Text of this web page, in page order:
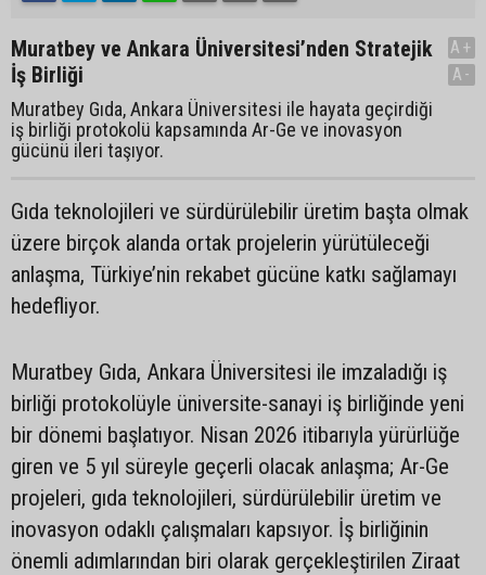
Muratbey ve Ankara Üniversitesi’nden Stratejik
İş Birliği
Muratbey Gıda, Ankara Üniversitesi ile hayata geçirdiği
iş birliği protokolü kapsamında Ar-Ge ve inovasyon
gücünü ileri taşıyor.
A+
A-
Gıda teknolojileri ve sürdürülebilir üretim başta olmak
üzere birçok alanda ortak projelerin yürütüleceği
anlaşma, Türkiye’nin rekabet gücüne katkı sağlamayı
hedefliyor.
Muratbey Gıda, Ankara Üniversitesi ile imzaladığı iş
birliği protokolüyle üniversite-sanayi iş birliğinde yeni
bir dönemi başlatıyor. Nisan 2026 itibarıyla yürürlüğe
giren ve 5 yıl süreyle geçerli olacak anlaşma; Ar-Ge
projeleri, gıda teknolojileri, sürdürülebilir üretim ve
inovasyon odaklı çalışmaları kapsıyor. İş birliğinin
önemli adımlarından biri olarak gerçekleştirilen Ziraat